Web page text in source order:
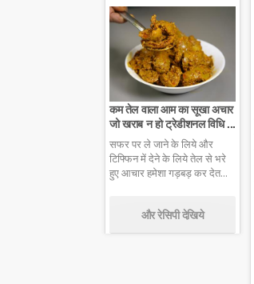
कम तेल वाला आम का सूखा अचार
जो खराब न हो ट्रेडीशनल विधि ...
सफर पर ले जाने के लिये और
टिफ्फिन में देने के लिये तेल से भरे
हुए आचार हमेशा गड़बड़ कर देत...
और रेसिपी देखिये